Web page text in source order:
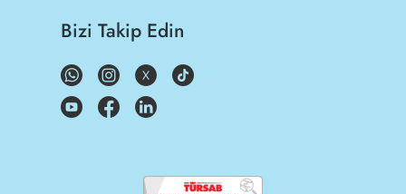
Bizi Takip Edin